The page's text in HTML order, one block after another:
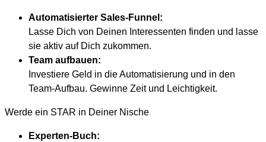
Automatisierter Sales-Funnel:
Lasse Dich von Deinen Interessenten finden und lasse
sie aktiv auf Dich zukommen.
Team aufbauen:
Investiere Geld in die Automatisierung und in den
Team-Aufbau. Gewinne Zeit und Leichtigkeit.
Werde ein STAR in Deiner Nische
Experten-Buch: